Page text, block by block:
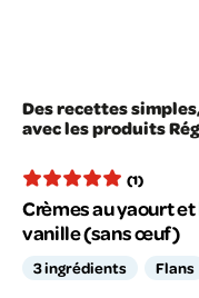
Des recettes
avec les produits
(1)
Crèmes au yaourt
vanille (sans œuf)
3 ingrédients Flans